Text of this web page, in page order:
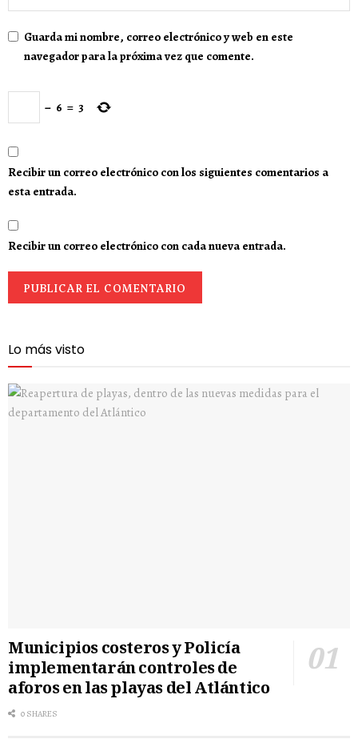
Guarda mi nombre, correo electrónico y web en este
navegador para la próxima vez que comente.
− 6 = 3
Recibir un correo electrónico con los siguientes comentarios a
esta entrada.
Recibir un correo electrónico con cada nueva entrada.
Lo más visto
Municipios costeros y Policía
implementarán controles de
aforos en las playas del Atlántico
0 SHARES